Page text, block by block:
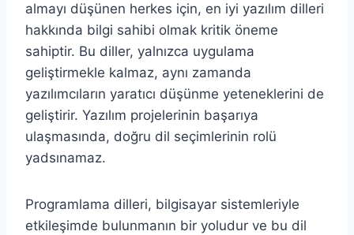
almayı düşünen herkes için, en iyi yazılım dilleri
hakkında bilgi sahibi olmak kritik öneme
sahiptir. Bu diller, yalnızca uygulama
geliştirmekle kalmaz, aynı zamanda
yazılımcıların yaratıcı düşünme yeteneklerini de
geliştirir. Yazılım projelerinin başarıya
ulaşmasında, doğru dil seçimlerinin rolü
yadsınamaz.
Programlama dilleri, bilgisayar sistemleriyle
etkileşimde bulunmanın bir yoludur ve bu dil